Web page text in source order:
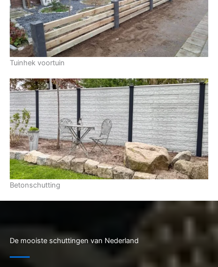
Tuinhek voortuin
Betonschutting
De mooiste schuttingen van Nederland